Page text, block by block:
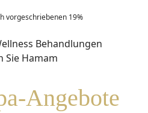
vorgeschriebenen 19%
Angebote